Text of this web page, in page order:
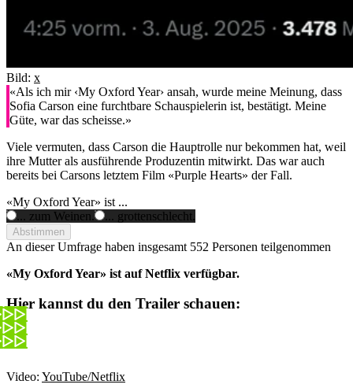
Bild: x
«Als ich mir ‹My Oxford Year› ansah, wurde meine Meinung, dass
Sofia Carson eine furchtbare Schauspielerin ist, bestätigt. Meine
Güte, war das scheisse.»
Viele vermuten, dass Carson die Hauptrolle nur bekommen hat, weil
ihre Mutter als ausführende Produzentin mitwirkt. Das war auch
bereits bei Carsons letztem Film «Purple Hearts» der Fall.
«My Oxford Year» ist ...
... zum Weinen.
... grottenschlecht.
Abstimmen
An dieser Umfrage haben insgesamt 552 Personen teilgenommen
«My Oxford Year» ist auf Netflix verfügbar.
Hier kannst du den Trailer schauen:
Video: YouTube/Netflix